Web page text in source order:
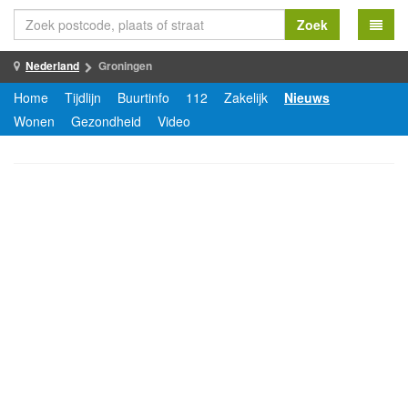
Zoek
Nederland Groningen
Home Tijdlijn Buurtinfo 112 Zakelijk
Nieuws
Wonen
Gezondheid Video